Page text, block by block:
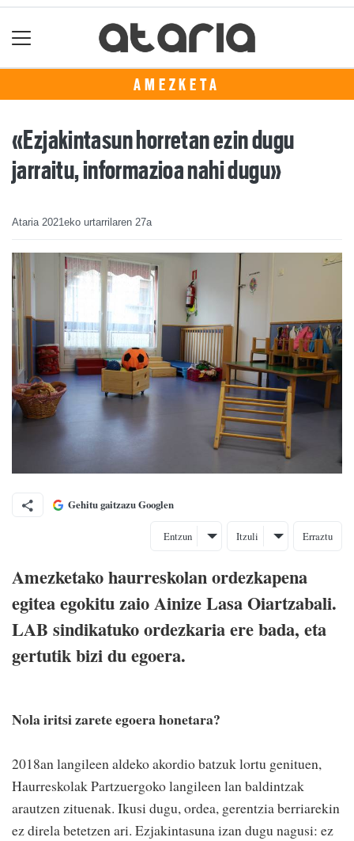
AMEZKETA
«Ezjakintasun horretan ezin dugu
jarraitu, informazioa nahi dugu»
Ataria 2021eko urtarrilaren 27a
Gehitu gaitzazu Googlen
Entzun Itzuli Erraztu
Amezketako haurreskolan ordezkapena
egitea egokitu zaio Ainize Lasa Oiartzabali.
LAB sindikatuko ordezkaria ere bada, eta
gertutik bizi du egoera.
Nola iritsi zarete egoera honetara?
2018an langileen aldeko akordio batzuk lortu genituen,
Haurreskolak Partzuergoko langileen lan baldintzak
arautzen zituenak. Ikusi dugu, ordea, gerentzia berriarekin
ez direla betetzen ari. Ezjakintasuna izan dugu nagusi: ez